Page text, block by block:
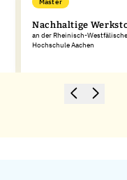
Master
Nachhaltige
an der Rheinisch-
Hochschule Aachen